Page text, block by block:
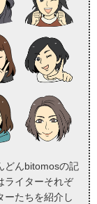
どんbitomosの記
ライターそれぞ
ーたちを紹介し